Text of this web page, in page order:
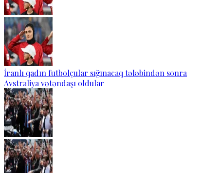
İranlı qadın futbolçular sığınacaq tələbindən sonra
Avstraliya vətəndaşı oldular